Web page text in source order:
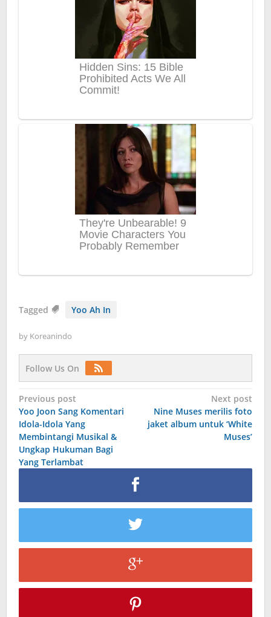
Tagged Yoo Ah In
by Koreanindo
Follow Us On
Post
navigation
Previous post
Yoo Joon Sang Komentari
Idola-Idola Yang
Membintangi Musikal &
Ungkap Hukuman Bagi
Yang Terlambat
Next post
Nine Muses merilis foto
jaket album untuk ‘White
Muses’